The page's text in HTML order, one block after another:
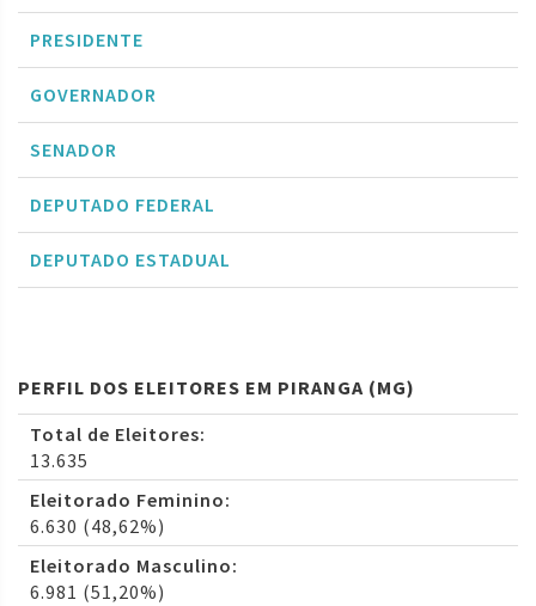
PRESIDENTE
GOVERNADOR
SENADOR
DEPUTADO FEDERAL
DEPUTADO ESTADUAL
PERFIL DOS ELEITORES EM PIRANGA (MG)
Total de Eleitores:
13.635
Eleitorado Feminino:
6.630 (48,62%)
Eleitorado Masculino:
6.981 (51,20%)